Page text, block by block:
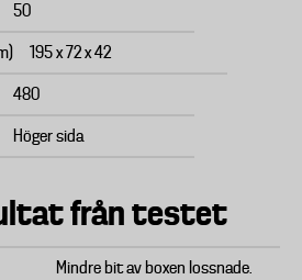
50
195 x 72 x 42
480
Höger sida
från testet
Mindre bit av boxen lossnade.